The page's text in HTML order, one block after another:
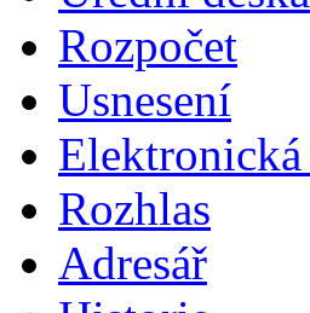
Rozpočet
Usnesení
Elektronická
Rozhlas
Adresář